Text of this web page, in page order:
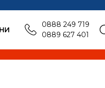
0888 249 719
0889 627 401